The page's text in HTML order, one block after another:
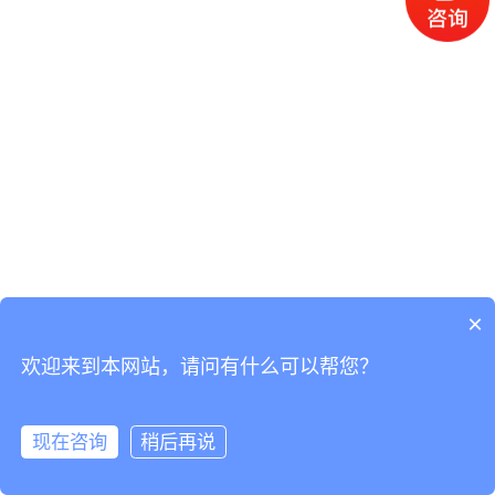
×
欢迎来到本网站，请问有什么可以帮您？
现在咨询 稍后再说